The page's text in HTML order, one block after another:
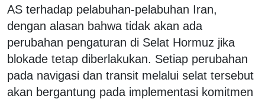
AS terhadap pelabuhan-pelabuhan Iran,
dengan alasan bahwa tidak akan ada
perubahan pengaturan di Selat Hormuz jika
blokade tetap diberlakukan. Setiap perubahan
pada navigasi dan transit melalui selat tersebut
akan bergantung pada implementasi komitmen